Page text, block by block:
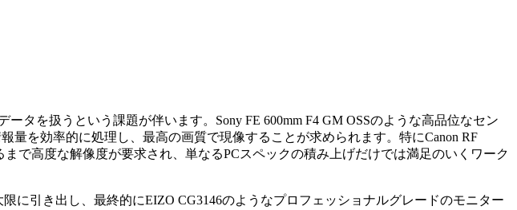
タを扱うという課題が伴います。Sony FE 600mm F4 GM OSSのような高品位なセン
を効率的に処理し、最高の画質で現像することが求められます。特にCanon RF
で高度な解像度が要求され、単なるPCスペックの積み上げだけでは満足のいくワーク
に引き出し、最終的にEIZO CG3146のようなプロフェッショナルグレードのモニター